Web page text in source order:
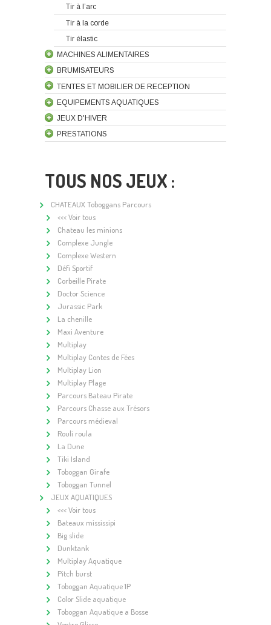
Tir à l’arc
Tir à la corde
Tir élastic
MACHINES ALIMENTAIRES
BRUMISATEURS
TENTES ET MOBILIER DE RECEPTION
EQUIPEMENTS AQUATIQUES
JEUX D'HIVER
PRESTATIONS
TOUS NOS JEUX :
CHATEAUX Toboggans Parcours
<<< Voir tous
Chateau les minions
Complexe Jungle
Complexe Western
Défi Sportif
Corbeille Pirate
Doctor Science
Jurassic Park
La chenille
Maxi Aventure
Multiplay
Multiplay Contes de Fées
Multiplay Lion
Multiplay Plage
Parcours Bateau Pirate
Parcours Chasse aux Trésors
Parcours médieval
Rouli roula
La Dune
Tiki Island
Toboggan Girafe
Toboggan Tunnel
JEUX AQUATIQUES
<<< Voir tous
Bateaux mississipi
Big slide
Dunktank
Multiplay Aquatique
Pitch burst
Toboggan Aquatique 1P
Color Slide aquatique
Toboggan Aquatique a Bosse